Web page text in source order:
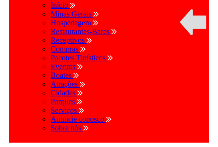
Início
Minas Gerais
Hospedagem
Restaurantes-Bares
Receptivos
Compras
Pacotes Turísticos
Eventos
Boates
Atrações
Cidades
Parques
Serviços
Anuncie conosco
Sobre nós